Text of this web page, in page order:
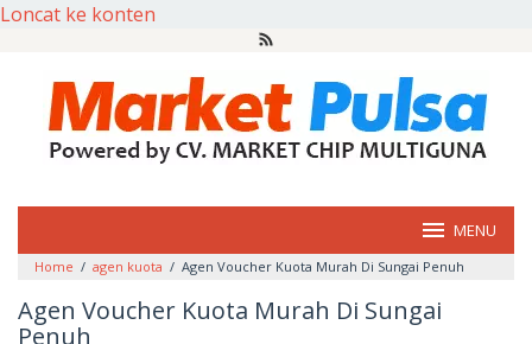
Loncat ke konten
MENU
Home / agen kuota / Agen Voucher Kuota Murah Di Sungai Penuh
Agen Voucher Kuota Murah Di Sungai
Penuh